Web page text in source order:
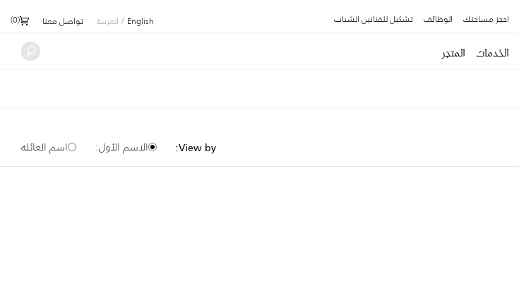
احجز مساحتك الوظائف تشكيل للفنانين الشباب English
/ العربية تواصل معنا (
0
)
الخدمات المتجر
View by: الاسم الأول: اسم العائلة